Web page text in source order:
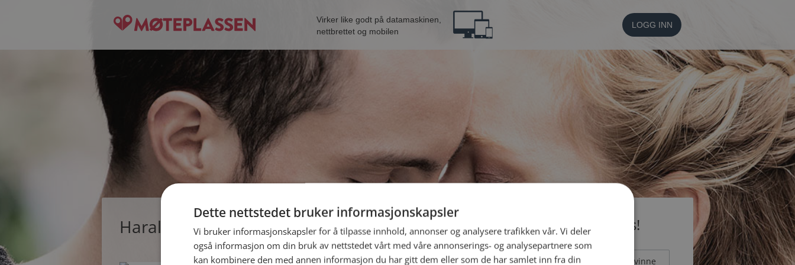
Virker like godt på datamaskinen,
nettbrettet og mobilen
LOGG INN
Harald321, single mann fra Nærøysund Bli medlem gratis!
Jeg er en: Mann Kvinne
Dette nettstedet bruker informasjonskapsler
Vi bruker informasjonskapsler for å tilpasse innhold, annonser og analysere trafikken vår. Vi deler
også informasjon om din bruk av nettstedet vårt med våre annonserings- og analysepartnere som
kan kombinere den med annen informasjon du har gitt dem eller som de har samlet inn fra din